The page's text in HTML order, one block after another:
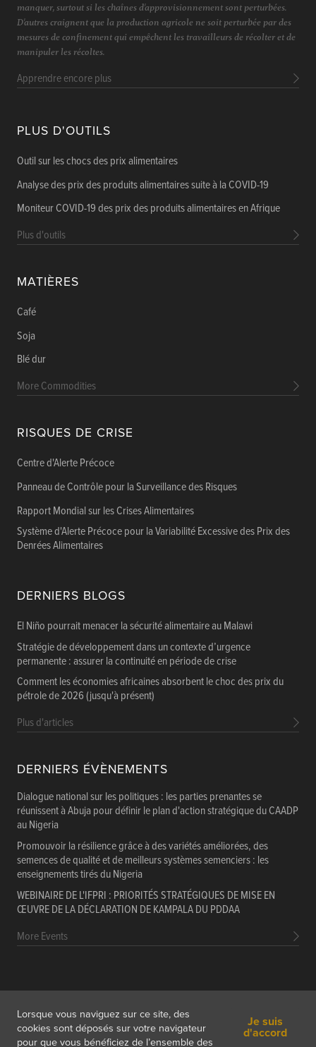
Je suis
d'accord
Lorsque vous naviguez sur ce site, des
cookies sont déposés sur votre navigateur
pour que vous bénéficiez de l’ensemble des
PLUS D'OUTILS
Outil sur les chocs des prix alimentaires
Analyse des prix des produits alimentaires suite à la COVID-19
Moniteur COVID-19 des prix des produits alimentaires en Afrique
Plus d'outils
MATIÈRES
Café
Soja
Blé dur
More Commodities
RISQUES DE CRISE
Centre d'Alerte Précoce
Panneau de Contrôle pour la Surveillance des Risques
Rapport Mondial sur les Crises Alimentaires
Système d'Alerte Précoce pour la Variabilité Excessive des Prix des
Denrées Alimentaires
DERNIERS BLOGS
El Niño pourrait menacer la sécurité alimentaire au Malawi
Stratégie de développement dans un contexte d’urgence
permanente : assurer la continuité en période de crise
Comment les économies africaines absorbent le choc des prix du
pétrole de 2026 (jusqu'à présent)
Plus d'articles
DERNIERS ÉVÈNEMENTS
Dialogue national sur les politiques : les parties prenantes se
réunissent à Abuja pour définir le plan d'action stratégique du CAADP
au Nigeria
Promouvoir la résilience grâce à des variétés améliorées, des
semences de qualité et de meilleurs systèmes semenciers : les
enseignements tirés du Nigeria
WEBINAIRE DE L'IFPRI : PRIORITÉS STRATÉGIQUES DE MISE EN
ŒUVRE DE LA DÉCLARATION DE KAMPALA DU PDDAA
More Events
manquer, surtout si les chaînes d'approvisionnement sont perturbées.
D'autres craignent que la production agricole ne soit perturbée par des
mesures de confinement qui empêchent les travailleurs de récolter et de
manipuler les récoltes.
Apprendre encore plus
À propos Contact S'abonner